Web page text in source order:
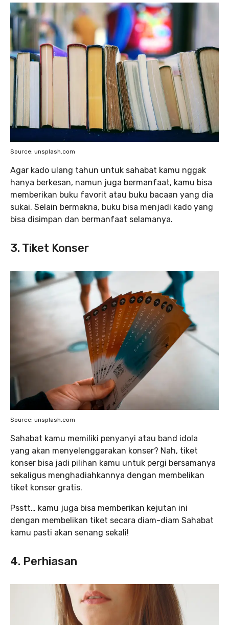
Source: unsplash.com
Agar kado ulang tahun untuk sahabat kamu nggak
hanya berkesan, namun juga bermanfaat, kamu bisa
memberikan buku favorit atau buku bacaan yang dia
sukai. Selain bermakna, buku bisa menjadi kado yang
bisa disimpan dan bermanfaat selamanya.
3. Tiket Konser
Source: unsplash.com
Sahabat kamu memiliki penyanyi atau band idola
yang akan menyelenggarakan konser? Nah, tiket
konser bisa jadi pilihan kamu untuk pergi bersamanya
sekaligus menghadiahkannya dengan membelikan
tiket konser gratis.
Psstt… kamu juga bisa memberikan kejutan ini
dengan membelikan tiket secara diam-diam Sahabat
kamu pasti akan senang sekali!
4. Perhiasan